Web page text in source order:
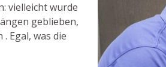
vielleicht wurde
geblieben,
Egal, was die